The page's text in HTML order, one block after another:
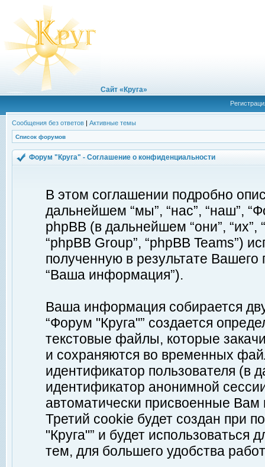
Сайт «Круга»
Сообщения без ответов | Активные темы
Список форумов
Форум "Круга" - Соглашение о конфиденциальности
В этом соглашении подробно
дальнейшем “мы”, “нас”, “наш”,
phpBB (в дальнейшем “они”, “их”,
“phpBB Group”, “phpBB Teams”)
полученную в результате
“Ваша информация”).
Ваша информация собирается
“Форум "Круга"” создается
текстовые файлы, которые
и сохраняются во временных
идентификатор пользователя (в
идентификатор анонимной
автоматически присвоенные
Третий cookie будет создан при
"Круга"” и будет
тем, для большего удобства